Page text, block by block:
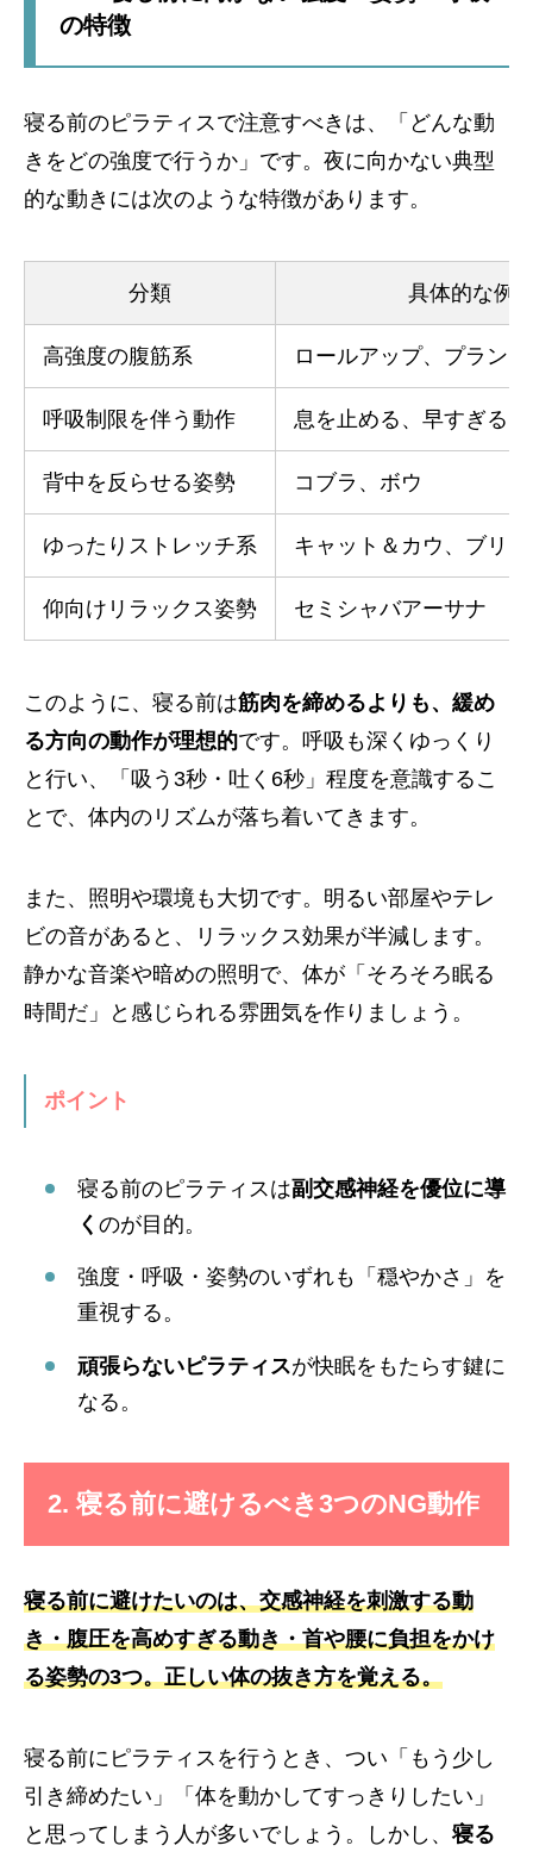
の特徴
寝る前のピラティスで注意すべきは、「どんな動
きをどの強度で行うか」です。夜に向かない典型
的な動きには次のような特徴があります。
分類 具体的な例
高強度の腹筋系 ロールアップ、プラン
呼吸制限を伴う動作 息を止める、早すぎる
背中を反らせる姿勢 コブラ、ボウ
ゆったりストレッチ系 キャット＆カウ、ブリ
仰向けリラックス姿勢 セミシャバアーサナ
このように、寝る前は筋肉を締めるよりも、緩め
る方向の動作が理想的です。呼吸も深くゆっくり
と行い、「吸う3秒・吐く6秒」程度を意識するこ
とで、体内のリズムが落ち着いてきます。
また、照明や環境も大切です。明るい部屋やテレ
ビの音があると、リラックス効果が半減します。
静かな音楽や暗めの照明で、体が「そろそろ眠る
時間だ」と感じられる雰囲気を作りましょう。
ポイント
寝る前のピラティスは副交感神経を優位に導
く のが目的。
強度・呼吸・姿勢のいずれも「穏やかさ」を
重視する。
頑張らないピラティスが快眠をもたらす鍵に
なる。
2. 寝る前に避けるべき3つのNG動作
寝る前に避けたいのは、交感神経を刺激する動
き・腹圧を高めすぎる動き・首や腰に負担をかけ
る姿勢の3つ。正しい体の抜き方を覚える。
寝る前にピラティスを行うとき、つい「もう少し
引き締めたい」「体を動かしてすっきりしたい」
と思ってしまう人が多いでしょう。しかし、寝る